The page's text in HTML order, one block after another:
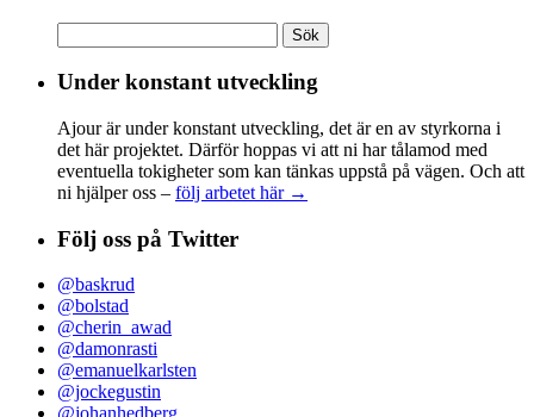
efter:
Under konstant utveckling
Ajour är under konstant utveckling, det är en av styrkorna i
det här projektet. Därför hoppas vi att ni har tålamod med
eventuella tokigheter som kan tänkas uppstå på vägen. Och att
ni hjälper oss – följ arbetet här →
Följ oss på Twitter
@baskrud
@bolstad
@cherin_awad
@damonrasti
@emanuelkarlsten
@jockegustin